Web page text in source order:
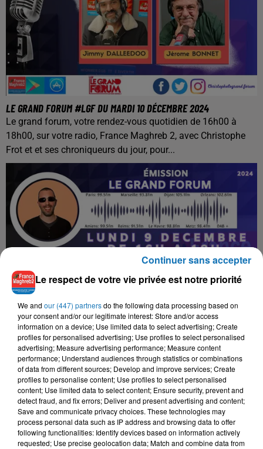
LE GRAND FORUM #LGF DU MARDI 10 DÉCEMBRE 2024
Le grand forum, votre rendez-vous quotidien de 16h00 à
18h00, sur votre radio, France Maghreb 2, avec Christophe
Frot et et ses chroniqueurs du jour, pour...
LE GRAND FORUM #LGF DU LUNDI 9 DÉCEMBRE 2024
Le grand forum, votre rendez-vous quotidien de 16h00 à
Le respect de votre vie privée est notre priorité
We and our (447) partnersdo the following data processing based on
your consent and/or our legitimate interest: Store and/or access
information on a device; Use limited data to select advertising; Create
profiles for personalised advertising; Use profiles to select personalised
advertising; Measure advertising performance; Measure content
performance; Understand audiences through statistics or combinations
of data from different sources; Develop and improve services; Create
profiles to personalise content; Use profiles to select personalised
content; Use limited data to select content; Ensure security, prevent and
detect fraud, and fix errors; Deliver and present advertising and content;
Save and communicate privacy choices. These technologies may
process personal data such as IP address and browsing data to offer
following functionalities: Identify devices based on information actively
requested; Use precise geolocation data; Match and combine data from
Continuer sans accepter